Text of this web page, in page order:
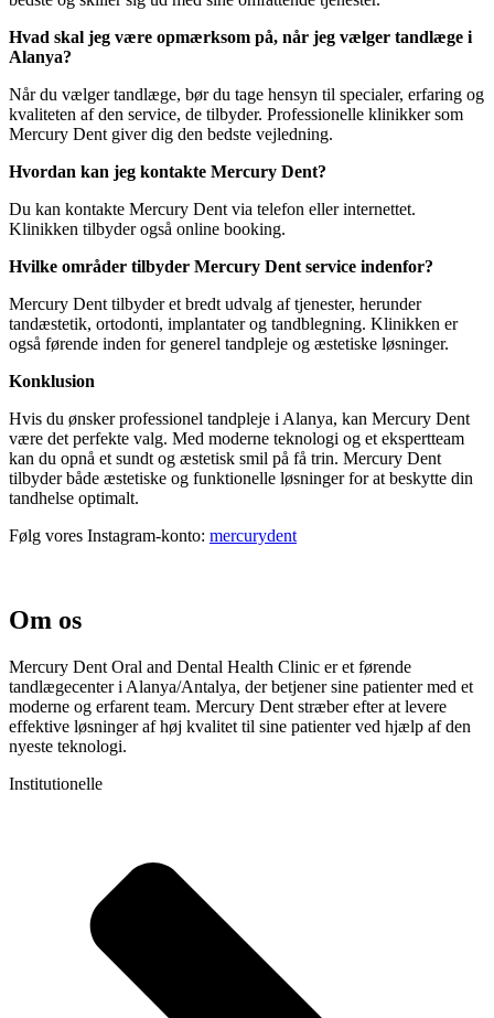
Hvad skal jeg være opmærksom på, når jeg vælger tandlæge i
Alanya?
Når du vælger tandlæge, bør du tage hensyn til specialer, erfaring og
kvaliteten af den service, de tilbyder. Professionelle klinikker som
Mercury Dent giver dig den bedste vejledning.
Hvordan kan jeg kontakte Mercury Dent?
Du kan kontakte Mercury Dent via telefon eller internettet.
Klinikken tilbyder også online booking.
Hvilke områder tilbyder Mercury Dent service indenfor?
Mercury Dent tilbyder et bredt udvalg af tjenester, herunder
tandæstetik, ortodonti, implantater og tandblegning. Klinikken er
også førende inden for generel tandpleje og æstetiske løsninger.
Konklusion
Hvis du ønsker professionel tandpleje i Alanya, kan Mercury Dent
være det perfekte valg. Med moderne teknologi og et ekspertteam
kan du opnå et sundt og æstetisk smil på få trin. Mercury Dent
tilbyder både æstetiske og funktionelle løsninger for at beskytte din
tandhelse optimalt.
Følg vores Instagram-konto: mercurydent
Om os
Mercury Dent Oral and Dental Health Clinic er et førende
tandlægecenter i Alanya/Antalya, der betjener sine patienter med et
moderne og erfarent team. Mercury Dent stræber efter at levere
effektive løsninger af høj kvalitet til sine patienter ved hjælp af den
nyeste teknologi.
Institutionelle